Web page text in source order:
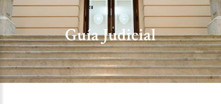
Guía Judicial